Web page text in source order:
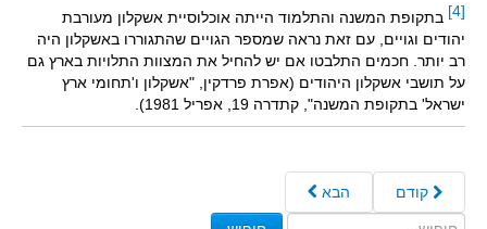
[4]
בתקופת המשנה והתלמוד הייתה אוכלוסיית אשקלון מעורבת
יהודים וגויים, עם זאת נראה שמספר הגויים שהתגוררו באשקלון היה
רב יותר. חכמים התלבטו אם יש להחיל את המצוות התלויות בארץ גם
על תושבי אשקלון היהודים (אפרת פרדקין, "אשקלון ו'תחומי ארץ
ישראל' בתקופת המשנה", קתדרה 19, אפריל 1981).
קודם הבא